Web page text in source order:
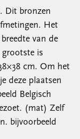
Dit bronzen
Het
van de
grootste is
cm. Om het
deze plaatsen
Belgisch
(mat) Zelf
bijvoorbeeld